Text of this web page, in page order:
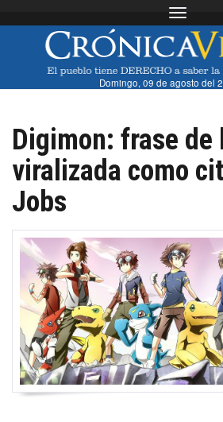
Toggle
Domingo, 09 de agosto del
Digimon: frase de
viralizada como
Jobs